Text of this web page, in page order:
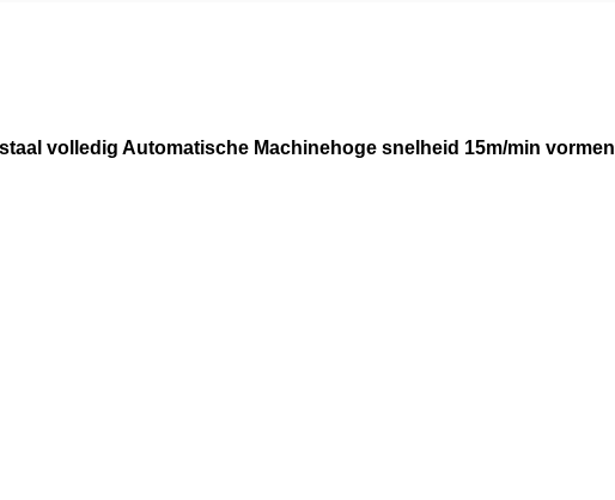
volledig Automatische Machinehoge snelheid 15m/min vormen